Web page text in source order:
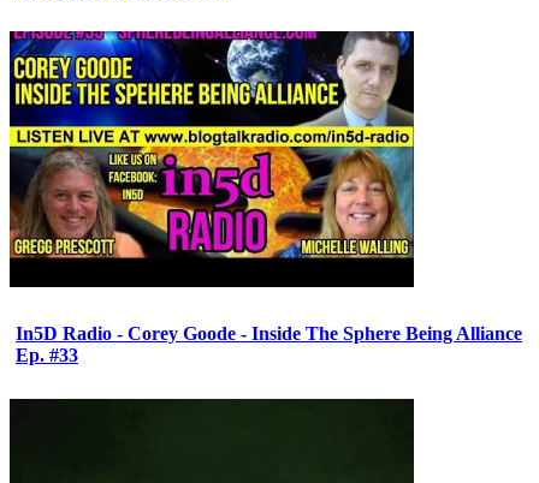
In5D Radio - Corey Goode - Inside The Sphere Being Alliance
Ep. #33